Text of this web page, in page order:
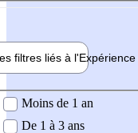
filtres liés à l'Expérience
demandée
Moins de 1 an
De 1 à 3 ans